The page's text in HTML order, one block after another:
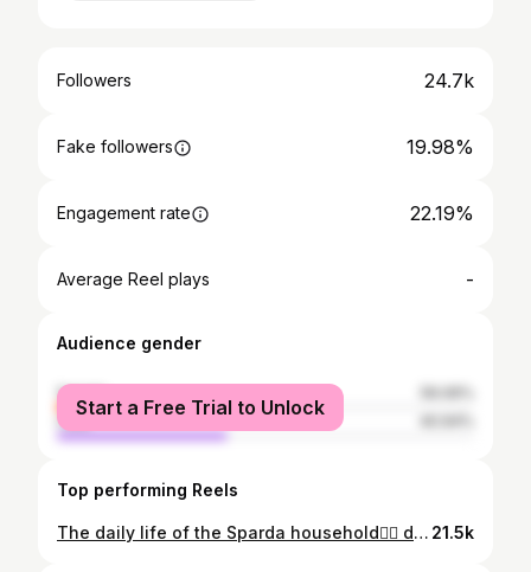
Followers 24.7k
Fake followers 19.98%
Engagement rate 22.19%
Average Reel plays -
Audience gender
female
male
Start a Free Trial to Unlock
Top performing Reels
The daily life of the Sparda household🙂‍↕️ dw they are just fighting for funsies! . . #devilmayshitpost #dmcvergil #dmcdante #DevilMayCry #sketchdump 21.5k